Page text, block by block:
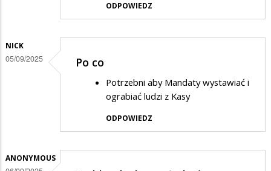
ODPOWIEDZ
NICK
05/09/2025 Po co
Potrzebni aby Mandaty wystawiać i
ograbiać ludzi z Kasy
ODPOWIEDZ
ANONYMOUS